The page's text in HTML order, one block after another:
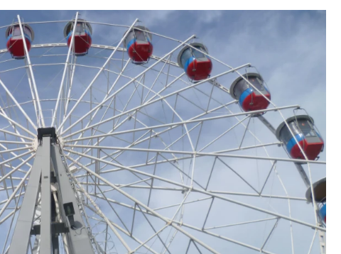
Смелость архитектурных идей.
Генеральный директор компании
ЗИАС — об эстетике городов,
трендах в фасадах и развитии рынка
Двухуровневые номера и
Каким будет новый бутик-
«Белкур» в Белокурихе